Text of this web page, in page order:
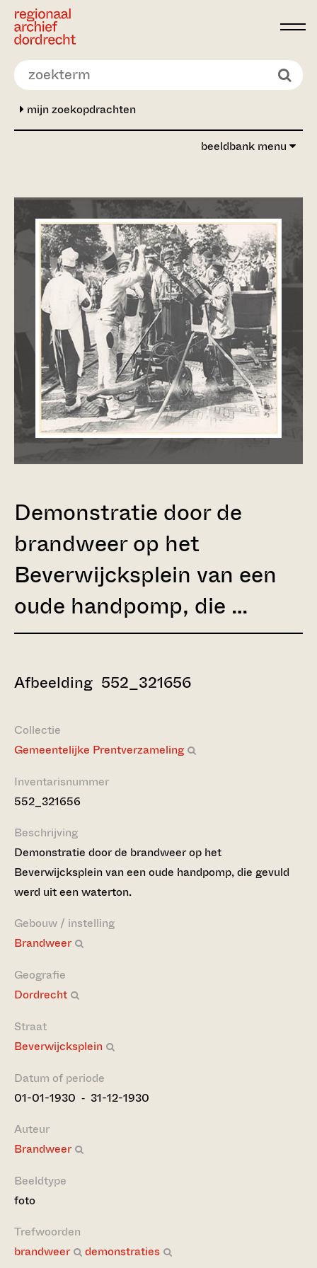
Ga direct naar de inhoud
mijn zoekopdrachten
beeldbank menu
Demonstratie door de
brandweer op het
Beverwijcksplein van een
oude handpomp, die …
Afbeelding 552_321656
Collectie
Gemeentelijke Prentverzameling
Inventarisnummer
552_321656
Beschrijving
Demonstratie door de brandweer op het
Beverwijcksplein van een oude handpomp, die gevuld
werd uit een waterton.
Gebouw / instelling
Brandweer
Geografie
Dordrecht
Straat
Beverwijcksplein
Datum of periode
01-01-1930 ‐ 31-12-1930
Auteur
Brandweer
Beeldtype
foto
Trefwoorden
brandweer
demonstraties